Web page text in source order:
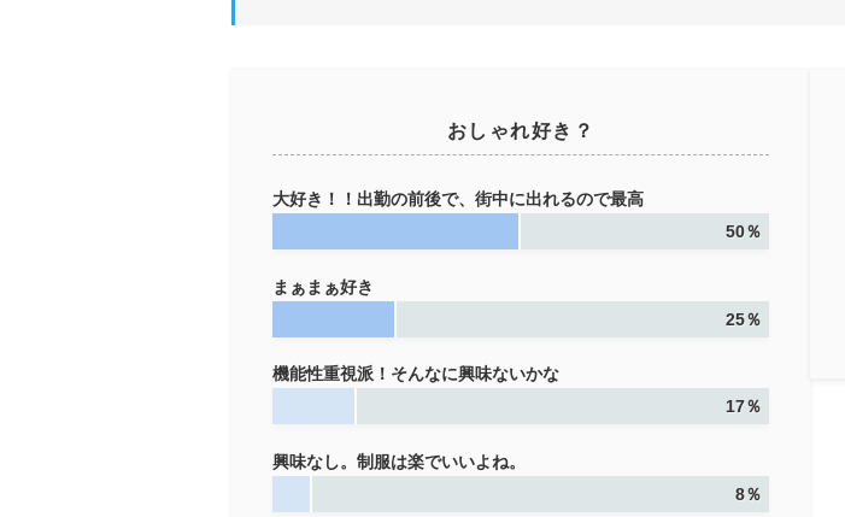
おしゃれ好き？
大好き！！出勤の前後で、街中に出れるので最高
50％
まぁまぁ好き
25％
機能性重視派！そんなに興味ないかな
17％
興味なし。制服は楽でいいよね。
8％